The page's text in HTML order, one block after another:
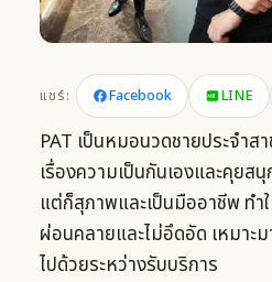
แชร์: Facebook LINE
PAT เป็นหมอนวดชายประจำส
เรื่องความเป็นกันเองและคุยส
แต่ก็สุภาพและเป็นมืออาชีพ ทำ
ผ่อนคลายและไม่อึดอัด เหมา
ไปด้วยระหว่างรับบริการ